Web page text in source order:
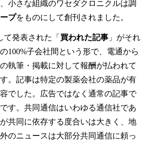
小さな組織のワセダクロニクルは調
プをものにして創刊されました。
て発表された「 買われた記事」がそれ
100%子会社間という形で、電通から
執筆・掲載に対して報酬が払われて
。記事は特定の製薬会社の薬品が有
でした。広告ではなく通常の記事で
す。共同通信はいわゆる通信社であ
共同に依存する度合いは大きく、地
のニュースは大部分共同通信に頼っ